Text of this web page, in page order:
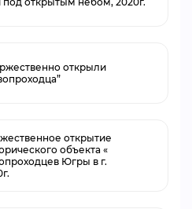
открыли
открытие
объекта «
Югры в г.